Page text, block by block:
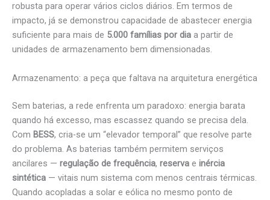
robusta para operar vários ciclos diários. Em termos de
impacto, já se demonstrou capacidade de abastecer energia
suficiente para mais de 5.000 famílias por dia a partir de
unidades de armazenamento bem dimensionadas.
Armazenamento: a peça que faltava na arquitetura energética
Sem baterias, a rede enfrenta um paradoxo: energia barata
quando há excesso, mas escassez quando se precisa dela.
Com BESS, cria-se um “elevador temporal” que resolve parte
do problema. As baterias também permitem serviços
ancilares — regulação de frequência, reserva e inércia
sintética — vitais num sistema com menos centrais térmicas.
Quando acopladas a solar e eólica no mesmo ponto de